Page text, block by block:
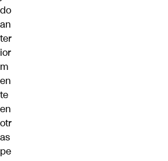
do
an
ter
ior
m
en
te
en
otr
as
pe